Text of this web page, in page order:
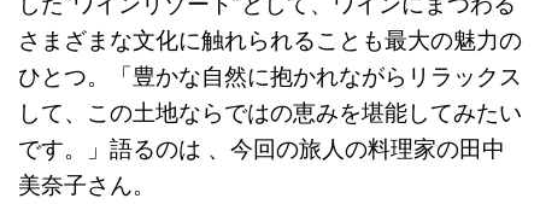
さまざまな文化に触れられることも最大の魅力の
ひとつ。「豊かな自然に抱かれながらリラックス
して、この土地ならではの恵みを堪能してみたい
です。」語るのは 、今回の旅人の料理家の田中
美奈子さん。